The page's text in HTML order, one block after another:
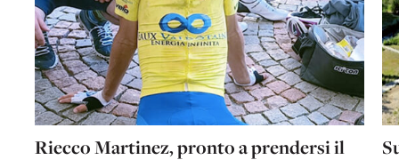
Riecco Martinez, pronto a prendersi il